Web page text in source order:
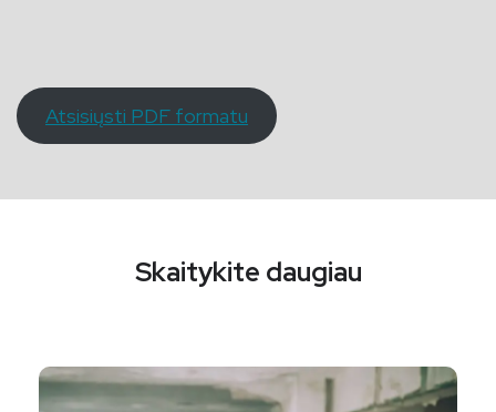
Atsisiųsti PDF formatu
Skaitykite daugiau